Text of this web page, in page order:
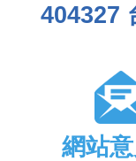
404327
網站